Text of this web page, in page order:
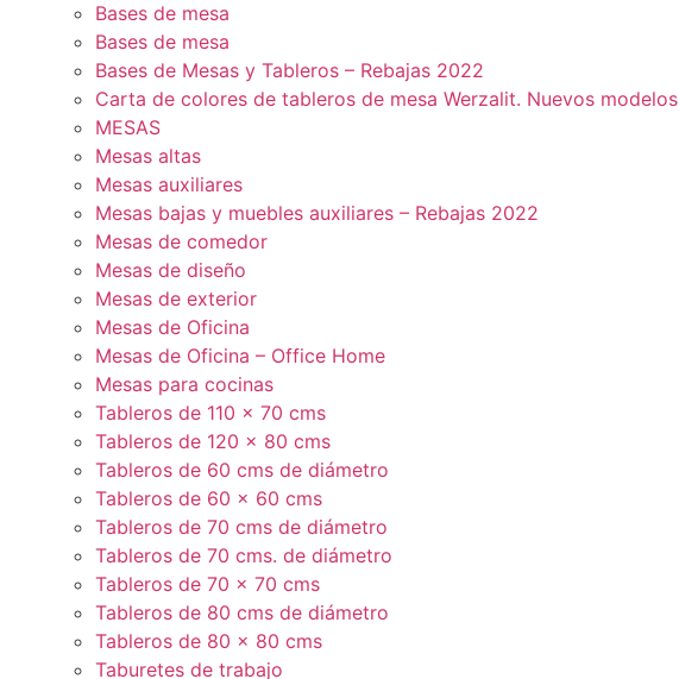
Bases de mesa
Bases de mesa
Bases de Mesas y Tableros – Rebajas 2022
Carta de colores de tableros de mesa Werzalit. Nuevos modelos
MESAS
Mesas altas
Mesas auxiliares
Mesas bajas y muebles auxiliares – Rebajas 2022
Mesas de comedor
Mesas de diseño
Mesas de exterior
Mesas de Oficina
Mesas de Oficina – Office Home
Mesas para cocinas
Tableros de 110 x 70 cms
Tableros de 120 x 80 cms
Tableros de 60 cms de diámetro
Tableros de 60 x 60 cms
Tableros de 70 cms de diámetro
Tableros de 70 cms. de diámetro
Tableros de 70 x 70 cms
Tableros de 80 cms de diámetro
Tableros de 80 x 80 cms
Taburetes de trabajo